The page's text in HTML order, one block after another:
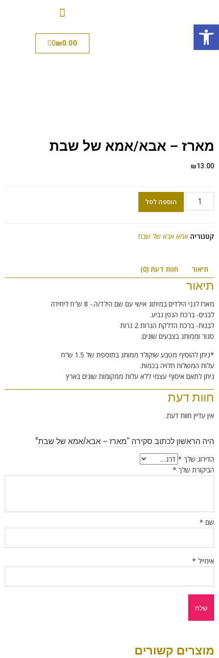
פתח סרגל נגישות
₪0.00
0
מארז – אבא/אמא של שבת
₪13.00
הוספה לסל
קטגוריה אמא אבא של שבת
תיאור חוות דעת (0)
תיאור
מארז לגני הילדים במיתוג אישי עם שם הילד/ה.- 8 ש"ח ליחידה
לבנים- ברכת הגפן גביע.
לבנות- ברכת הדלקת הנרות 2 נרות
סגור וממותג בצבעים שונים.
*ניתן להוסיף מטבע שוקולד ממותג בתוספת של 1.5 ש"ח
עלות המשלוח תלויה בכמות.
ניתן לתאם איסוף עצמי ללא עלות ממקומות שונים בארץ
חוות דעת
אין עדיין חוות דעת.
היה הראשון לכתוב סקירה “מארז – אבא/אמא של שבת”
הדירוג שלך *
הביקורת שלך *
שם *
אימייל *
מוצרים קשורים